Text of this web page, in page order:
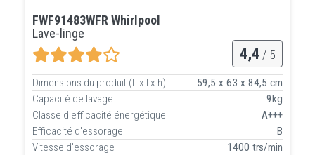
FWF91483WFR Whirlpool
Lave-linge
4,4 / 5
Dimensions du produit (L x l x h)
59,5 x 63 x 84,5 cm
Capacité de lavage
9kg
Classe d'efficacité énergétique
A+++
Efficacité d'essorage
B
Vitesse d'essorage
1400 trs/min